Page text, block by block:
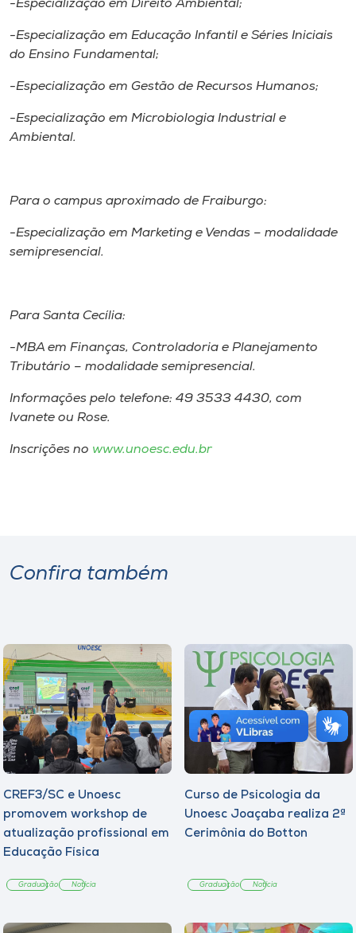
A-
-Especialização em Direito Ambiental;
-Especialização em Educação Infantil e Séries Iniciais
do Ensino Fundamental;
-Especialização em Gestão de Recursos Humanos;
-Especialização em Microbiologia Industrial e
Ambiental.
Para o campus aproximado de Fraiburgo:
-Especialização em Marketing e Vendas – modalidade
semipresencial.
Para Santa Cecília:
-MBA em Finanças, Controladoria e Planejamento
Tributário – modalidade semipresencial.
Informações pelo telefone: 49 3533 4430, com
Ivanete ou Rose.
Inscrições no www.unoesc.edu.br
Confira também
CREF3/SC e Unoesc
promovem workshop de
atualização profissional em
Educação Física
Graduação Notícia
Curso de Psicologia da
Unoesc Joaçaba realiza 2ª
Cerimônia do Botton
Graduação Notícia